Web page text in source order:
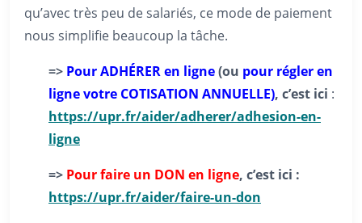
qu’avec très peu de salariés, ce mode de paiement
nous simplifie beaucoup la tâche.
=> Pour ADHÉRER en ligne(ou pour régler en
ligne votre COTISATION ANNUELLE), c’est ici :
https://upr.fr/aider/adherer/adhesion-en-
ligne
=> Pour faire un DON en ligne, c’est ici :
https://upr.fr/aider/faire-un-don